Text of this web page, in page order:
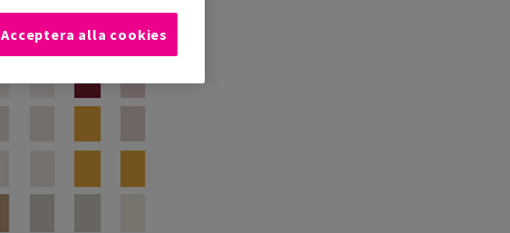
Acceptera alla cookies